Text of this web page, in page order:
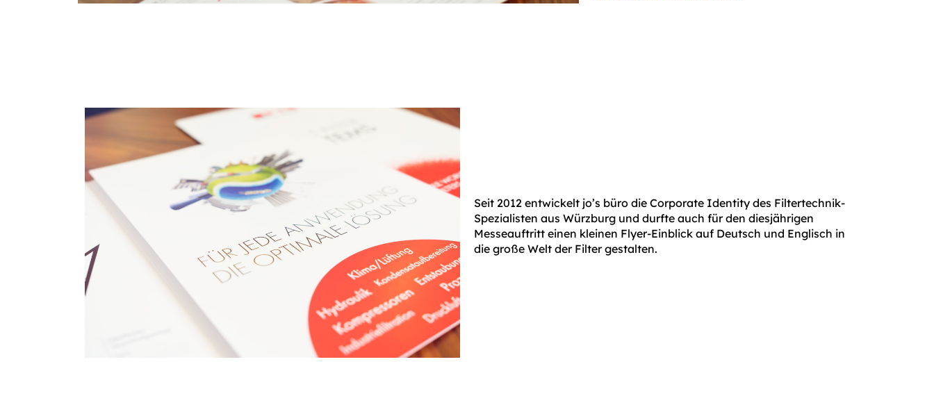
Seit 2012 entwickelt jo’s büro die Corporate Identity des Filtertechnik-
Spezialisten aus Würzburg und durfte auch für den diesjährigen
Messeauftritt einen kleinen Flyer-Einblick auf Deutsch und Englisch in
die große Welt der Filter gestalten.